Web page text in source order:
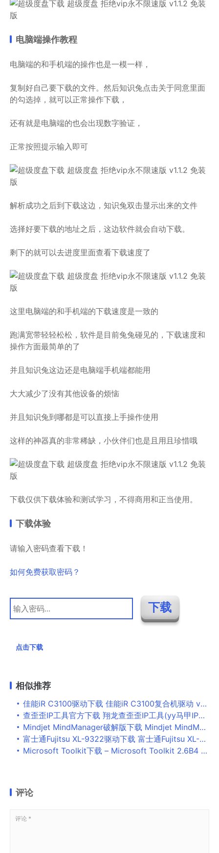
电脑端操作教程
电脑端的和手机端的操作也是一模一样，
复制好自己要下载的文件。然后知识兔点击关于同意里面
的勾选掉，就可以正常操作下载，
还有就是电脑端的也会出现数字验证，
正常按照提示输入即可
解析成功之后到下载这边，知识兔双击显示出来的文件
选择好要下载的地址之后，这边软件就会自动下载。
剩下的就可以去进度里面查看下载速度了
这里电脑端的和手机端的下载速度是一致的
跑满宽带轻轻松松，软件是目前兔兔碰见的，下载速度和
操作方面最简单的了
并且知识兔这边还是电脑端手机端都能用
大大减少了没有其他设备的烦恼
并且知识兔到哪都是可以直接上手操作使用
这样的神器真的非常稀缺，小伙伴们也是且用且珍惜哦
下载仅供下载体验和测试学习，不得商用和正当使用。
下载体验
请输入密码查看下载！
如何免费获取密码？
点击下载
相似推荐
佳能iR C3100驱动下载 佳能iR C3100复合机驱动 v15.00 免费安装版 32/64位
查歪歪IP工具官方下载 翔龙查歪歪IP工具(yy马甲IP查看器) 免费绿色版
Mindjet MindManager破解版下载 Mindjet MindManager 2019(思维导图软件) v19.0.289 安装破解(附注册码) 32位
富士通Fujitsu XL-9322驱动下载 富士通Fujitsu XL-9322打印机驱动 v27.01 免费安装版
Microsoft Toolkit下载 – Microsoft Toolkit 2.6B4 官方版
评论